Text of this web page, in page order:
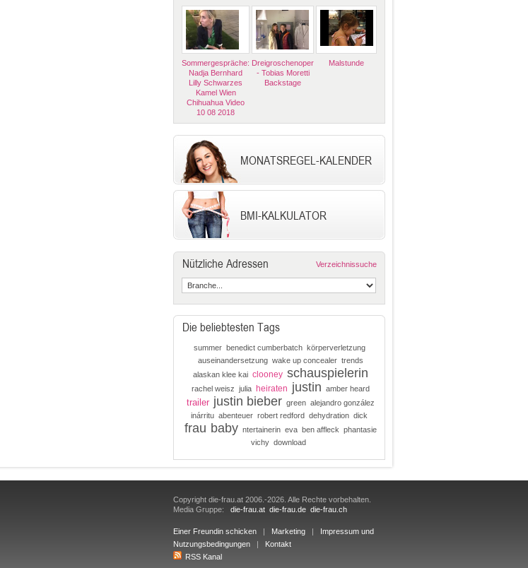
Sommergespräche:
Nadja Bernhard
Lilly Schwarzes
Kamel Wien
Chihuahua Video
10 08 2018
Dreigroschenoper
- Tobias Moretti
Backstage
Malstunde
MONATSREGEL-KALENDER
BMI-KALKULATOR
Nützliche Adressen Verzeichnissuche
Die beliebtesten Tags
summer benedict cumberbatch körperverletzung
auseinandersetzung wake up concealer trends
alaskan klee kai clooney schauspielerin
rachel weisz julia heiraten justin amber heard
trailer justin bieber green alejandro gonzález
inárritu abenteuer robert redford dehydration dick
frau baby ntertainerin eva ben affleck phantasie
vichy download
Copyright die-frau.at 2006.-2026. Alle Rechte vorbehalten.
Media Gruppe: die-frau.at die-frau.de die-frau.ch
Einer Freundin schicken | Marketing | Impressum und
Nutzungsbedingungen | Kontakt
RSS Kanal